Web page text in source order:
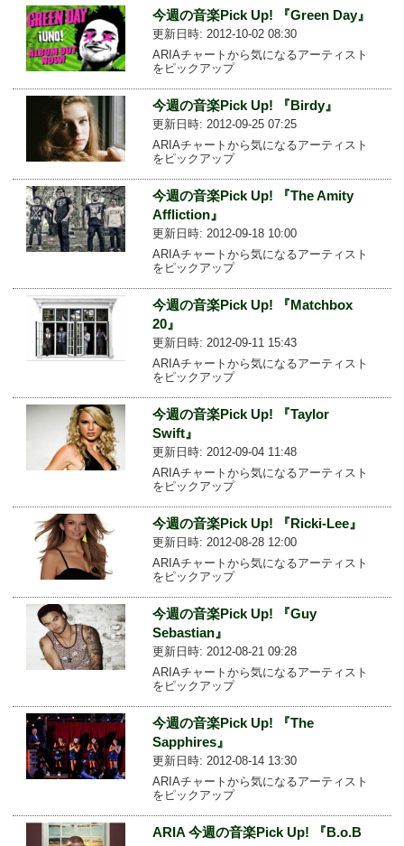
今週の音楽Pick Up! 『Green Day』
更新日時: 2012-10-02 08:30
ARIAチャートから気になるアーティスト
をピックアップ
今週の音楽Pick Up! 『Birdy』
更新日時: 2012-09-25 07:25
ARIAチャートから気になるアーティスト
をピックアップ
今週の音楽Pick Up! 『The Amity
Affliction』
更新日時: 2012-09-18 10:00
ARIAチャートから気になるアーティスト
をピックアップ
今週の音楽Pick Up! 『Matchbox
20』
更新日時: 2012-09-11 15:43
ARIAチャートから気になるアーティスト
をピックアップ
今週の音楽Pick Up! 『Taylor
Swift』
更新日時: 2012-09-04 11:48
ARIAチャートから気になるアーティスト
をピックアップ
今週の音楽Pick Up! 『Ricki-Lee』
更新日時: 2012-08-28 12:00
ARIAチャートから気になるアーティスト
をピックアップ
今週の音楽Pick Up! 『Guy
Sebastian』
更新日時: 2012-08-21 09:28
ARIAチャートから気になるアーティスト
をピックアップ
今週の音楽Pick Up! 『The
Sapphires』
更新日時: 2012-08-14 13:30
ARIAチャートから気になるアーティスト
をピックアップ
ARIA 今週の音楽Pick Up! 『B.o.B